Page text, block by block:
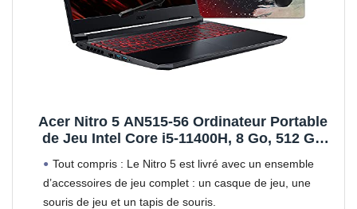
Acer Nitro 5 AN515-56 Ordinateur Portable
de Jeu Intel Core i5-11400H, 8 Go, 512 Go
Windows 10 Noir 15,6" avec Casque, Souris
et Tapis de Souris
Tout compris : Le Nitro 5 est livré avec un ensemble
d’accessoires de jeu complet : un casque de jeu, une
souris de jeu et un tapis de souris.